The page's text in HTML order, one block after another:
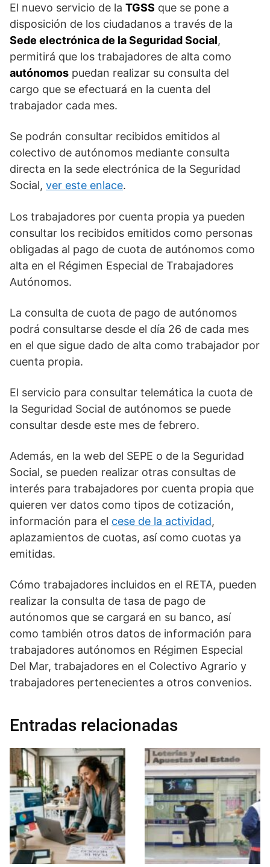
El nuevo servicio de la TGSS que se pone a
disposición de los ciudadanos a través de la
Sede electrónica de la Seguridad Social,
permitirá que los trabajadores de alta como
autónomos puedan realizar su consulta del
cargo que se efectuará en la cuenta del
trabajador cada mes.
Se podrán consultar recibidos emitidos al
colectivo de autónomos mediante consulta
directa en la sede electrónica de la Seguridad
Social, ver este enlace.
Los trabajadores por cuenta propia ya pueden
consultar los recibidos emitidos como personas
obligadas al pago de cuota de autónomos como
alta en el Régimen Especial de Trabajadores
Autónomos.
La consulta de cuota de pago de autónomos
podrá consultarse desde el día 26 de cada mes
en el que sigue dado de alta como trabajador por
cuenta propia.
El servicio para consultar telemática la cuota de
la Seguridad Social de autónomos se puede
consultar desde este mes de febrero.
Además, en la web del SEPE o de la Seguridad
Social, se pueden realizar otras consultas de
interés para trabajadores por cuenta propia que
quieren ver datos como tipos de cotización,
información para el cese de la actividad,
aplazamientos de cuotas, así como cuotas ya
emitidas.
Cómo trabajadores incluidos en el RETA, pueden
realizar la consulta de tasa de pago de
autónomos que se cargará en su banco, así
como también otros datos de información para
trabajadores autónomos en Régimen Especial
Del Mar, trabajadores en el Colectivo Agrario y
trabajadores pertenecientes a otros convenios.
Entradas relacionadas